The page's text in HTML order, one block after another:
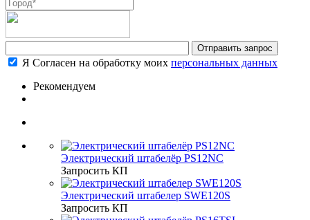
Я Согласен на обработку моих персональных данных
Рекомендуем
Электрический штабелёр PS12NC
Запросить КП
Электрический штабелер SWE120S
Запросить КП